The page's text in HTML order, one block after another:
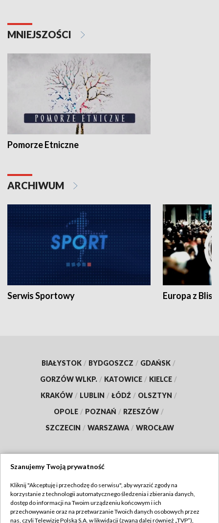
MNIEJSZOŚCI
Pomorze Etniczne
ARCHIWUM
Serwis Sportowy Europa z
BIAŁYSTOK / BYDGOSZCZ / GDAŃSK /
GORZÓW WLKP. / KATOWICE / KIELCE /
KRAKÓW / LUBLIN / ŁÓDŹ / OLSZTYN /
OPOLE / POZNAŃ / RZESZÓW /
SZCZECIN / WARSZAWA / WROCŁAW
TVP
Abonament TVP
Regulamin TVP
Szanujemy Twoją prywatność
Kliknij "Akceptuję i przechodzę do serwisu", aby wyrazić zgody na
korzystanie z technologii automatycznego śledzenia i zbierania danych,
dostęp do informacji na Twoim urządzeniu końcowym i ich
przechowywanie oraz na przetwarzanie Twoich danych osobowych przez
nas, czyli Telewizję Polską S.A. w likwidacji (zwaną dalej również „TVP”),